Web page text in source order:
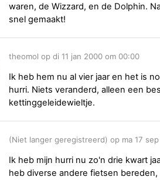
waren, de Wizzard, en de Dolphin.
snel gemaakt!
theomol op di 11 jan 2000 om 00:00
Ik heb hem nu al vier jaar en het is
hurri. Niets veranderd, alleen een
kettinggeleidewieltje.
(Niet langer geregistreerd) op ma 17
Ik heb mijn hurri nu zo'n drie kwart
heb diverse andere fietsen